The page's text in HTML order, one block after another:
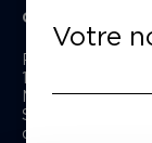
Contact presse
Passage Moliėre
157, rue Saint-
M° Rambuteau -
Standard tél : 01
du mardi au
Votre